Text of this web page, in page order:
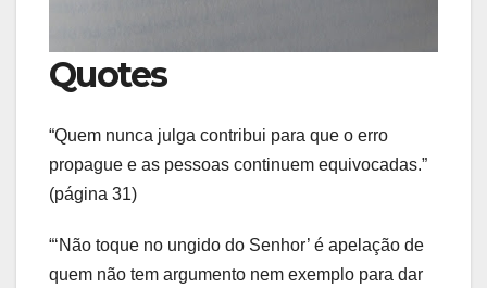
Quotes
“Quem nunca julga contribui para que o erro
propague e as pessoas continuem equivocadas.”
(página 31)
“‘Não toque no ungido do Senhor’ é apelação de
quem não tem argumento nem exemplo para dar